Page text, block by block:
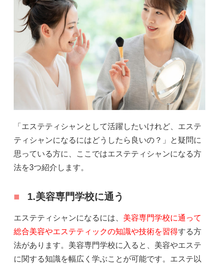
「エステティシャンとして活躍したいけれど、エステ
ティシャンになるにはどうしたら良いの？」と疑問に
思っている方に、ここではエステティシャンになる方
法を3つ紹介します。
1.美容専門学校に通う
エステティシャンになるには、 美容専門学校に通って
総合美容やエステティックの知識や技術を習得する方
法があります。美容専門学校に入ると、美容やエステ
に関する知識を幅広く学ぶことが可能です。エステ以